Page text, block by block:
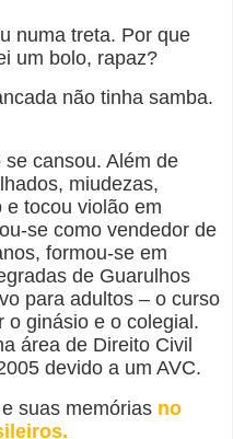
numa treta. Por que
um bolo, rapaz?
não tinha samba.
cansou. Além de
miudezas,
tocou violão em
se como vendedor de
formou-se em
de Guarulhos
para adultos – o curso
o ginásio e o colegial.
área de Direito Civil
devido a um AVC.
suas memórias no